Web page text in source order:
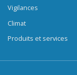
Vigilances
Climat
Produits et services